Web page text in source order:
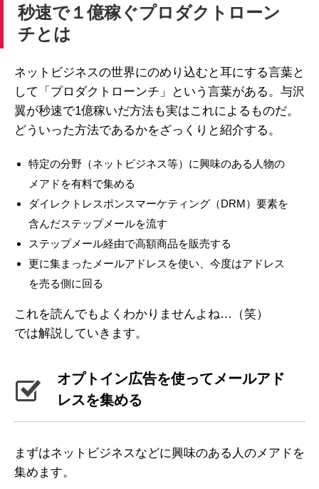
秒速で１億稼ぐプロダクトローン
チとは
ネットビジネスの世界にのめり込むと耳にする言葉と
して「プロダクトローンチ」という言葉がある。与沢
翼が秒速で1億稼いだ方法も実はこれによるものだ。
どういった方法であるかをざっくりと紹介する。
特定の分野（ネットビジネス等）に興味のある人物の
メアドを有料で集める
ダイレクトレスポンスマーケティング（DRM）要素を
含んだステップメールを流す
ステップメール経由で高額商品を販売する
更に集まったメールアドレスを使い、今度はアドレス
を売る側に回る
これを読んでもよくわかりませんよね…（笑）
では解説していきます。
オプトイン広告を使ってメールアド
レスを集める
まずはネットビジネスなどに興味のある人のメアドを
集めます。